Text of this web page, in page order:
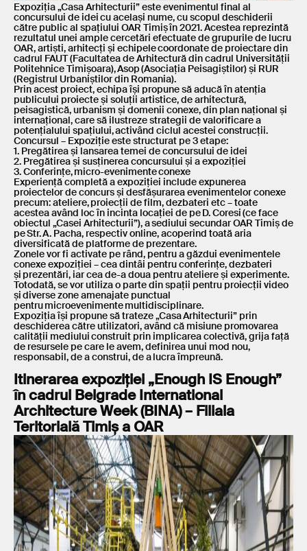
Expoziția „Casa Arhitecturii” este evenimentul final al
concursului de idei cu același nume, cu scopul deschiderii
către public al spațiului OAR Timiș în 2021. Acestea reprezintă
rezultatul unei ample cercetări efectuate de grupurile de lucru
OAR, artiști, arhitecți și echipele coordonate de proiectare din
cadrul FAUT (Facultatea de Arhitectură din cadrul Universității
Politehnice Timișoara), Asop (Asociația Peisagiștilor) și RUR
(Registrul Urbaniștilor din Romania).
Prin acest proiect, echipa își propune să aducă în atenția
publicului proiecte și soluții artistice, de arhitectură,
peisagistică, urbanism și domenii conexe, din plan național și
internațional, care să ilustreze strategii de valorificare a
potențialului spațiului, activând ciclul acestei construcții.
Concursul – Expoziție este structurat pe 3 etape:
1. Pregătirea și lansarea temei de concursului de idei
2. Pregătirea și susținerea concursului și a expoziției
3. Conferințe, micro-evenimente conexe
Experiență completă a expoziției include expunerea
proiectelor de concurs și desfășurarea evenimentelor conexe
precum: ateliere, proiecții de film, dezbateri etc – toate
acestea având loc în incinta locației de pe D. Coresi (ce face
obiectul „Casei Arhitecturii”), a sediului secundar OAR Timiș de
pe Str. A. Pacha, respectiv online, acoperind toată aria
diversificată de platforme de prezentare.
Zonele vor fi activate pe rând, pentru a găzdui evenimentele
conexe expoziției – cea dintâi pentru conferințe, dezbateri
și prezentări, iar cea de-a doua pentru ateliere și experimente.
Totodată, se vor utiliza o parte din spații pentru proiecții video
și diverse zone amenajate punctual
pentru microevenimente multidisciplinare.
Expoziția își propune să trateze „Casa Arhitecturii” prin
deschiderea către utilizatori, având că misiune promovarea
calității mediului construit prin implicarea colectivă, grija față
de resursele pe care le avem, definirea unui mod nou,
responsabil, de a construi, de a lucra împreună.
Itinerarea expoziției „Enough IS Enough”
în cadrul Belgrade International
Architecture Week (BINA) – Filiala
Teritorială Timiș a OAR